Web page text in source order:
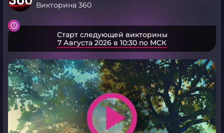
Викторина 360
Старт следующей викторины
7 Августа 2026 в 10:30 по МСК
play_arrow